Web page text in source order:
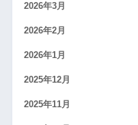
2026年3月
2026年2月
2026年1月
2025年12月
2025年11月